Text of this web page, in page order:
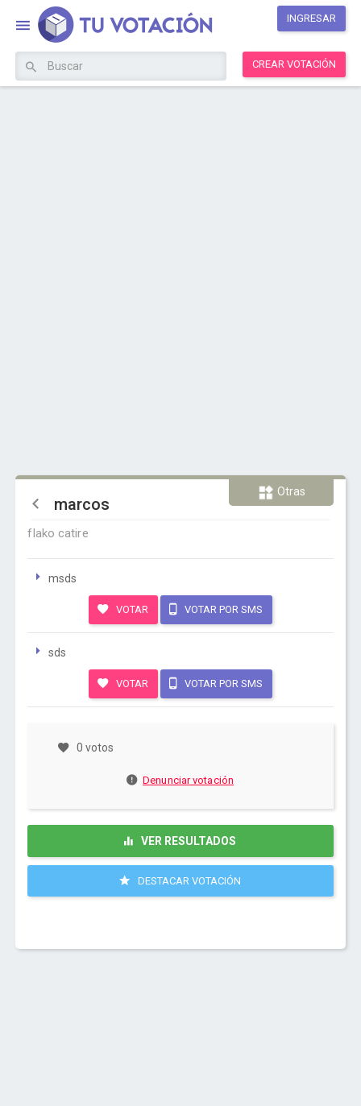
INGRESAR
CREAR VOTACIÓN
Otras
marcos
flako catire
msds
VOTAR VOTAR POR SMS
sds
VOTAR VOTAR POR SMS
0 votos
Denunciar votación
VER RESULTADOS
DESTACAR VOTACIÓN